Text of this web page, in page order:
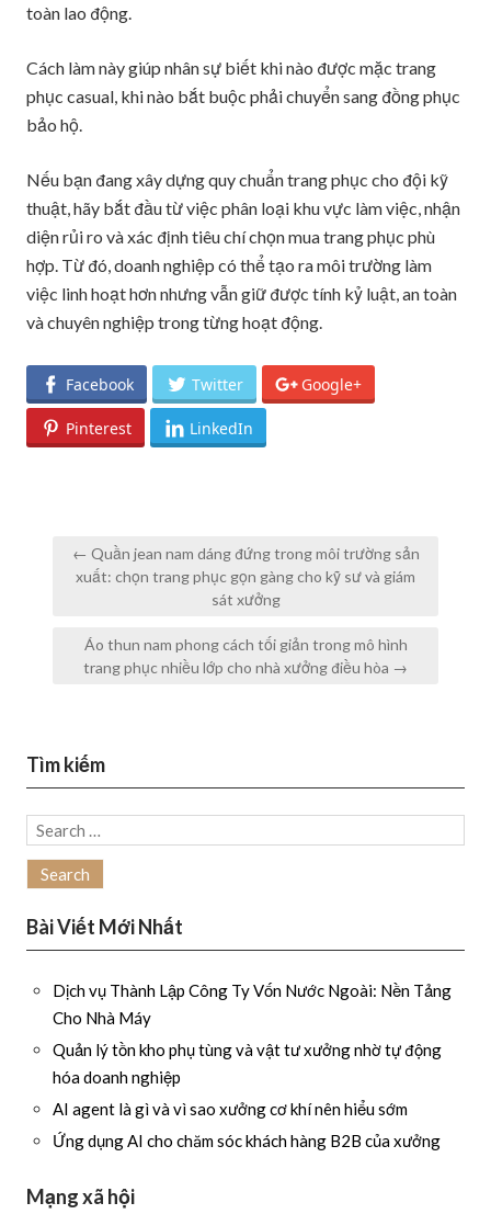
toàn lao động.
Cách làm này giúp nhân sự biết khi nào được mặc trang
phục casual, khi nào bắt buộc phải chuyển sang đồng phục
bảo hộ.
Nếu bạn đang xây dựng quy chuẩn trang phục cho đội kỹ
thuật, hãy bắt đầu từ việc phân loại khu vực làm việc, nhận
diện rủi ro và xác định tiêu chí chọn mua trang phục phù
hợp. Từ đó, doanh nghiệp có thể tạo ra môi trường làm
việc linh hoạt hơn nhưng vẫn giữ được tính kỷ luật, an toàn
và chuyên nghiệp trong từng hoạt động.
Facebook Twitter Google+
Pinterest LinkedIn
Post
navigation
← Quần jean nam dáng đứng trong môi trường sản
xuất: chọn trang phục gọn gàng cho kỹ sư và giám
sát xưởng
Áo thun nam phong cách tối giản trong mô hình
trang phục nhiều lớp cho nhà xưởng điều hòa →
Tìm kiếm
Search
for:
Bài Viết Mới Nhất
Dịch vụ Thành Lập Công Ty Vốn Nước Ngoài: Nền Tảng
Cho Nhà Máy
Quản lý tồn kho phụ tùng và vật tư xưởng nhờ tự động
hóa doanh nghiệp
AI agent là gì và vì sao xưởng cơ khí nên hiểu sớm
Ứng dụng AI cho chăm sóc khách hàng B2B của xưởng
Mạng xã hội